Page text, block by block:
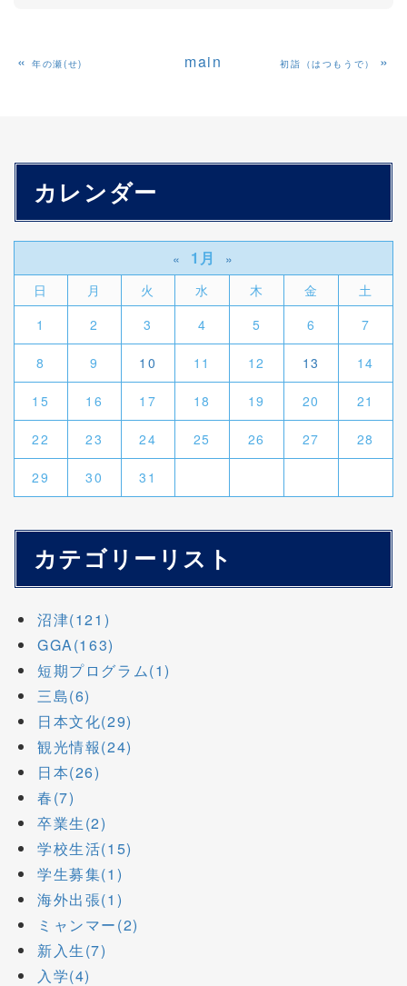
«年の瀬(せ) main 初詣（はつもうで） »
カレンダー
« 1月
»
日
月 火 水 木 金
土
1
2 3 4 5 6 7
8 9 10 11 12 13 14
15 16 17 18 19 20 21
22 23 24 25 26 27 28
29 30 31
カテゴリーリスト
沼津(121)
GGA(163)
短期プログラム(1)
三島(6)
日本文化(29)
観光情報(24)
日本(26)
春(7)
卒業生(2)
学校生活(15)
学生募集(1)
海外出張(1)
ミャンマー(2)
新入生(7)
入学(4)